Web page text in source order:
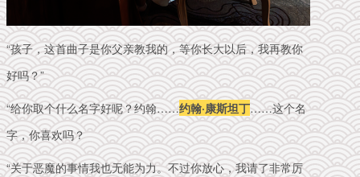
“孩子，这首曲子是你父亲教我的，等你长大以后，我再教你
好吗？”
“给你取个什么名字好呢？约翰……约翰·康斯坦丁……这个名
字，你喜欢吗？
“关于恶魔的事情我也无能为力。不过你放心，我请了非常厉